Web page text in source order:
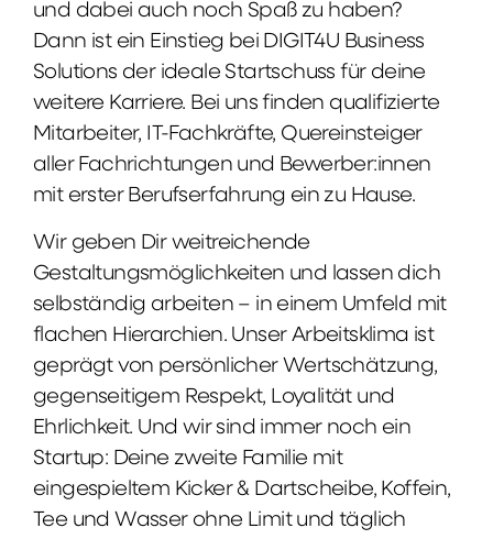
und dabei auch noch Spaß zu haben?
Dann ist ein Einstieg bei DIGIT4U Business
Solutions der ideale Startschuss für deine
weitere Karriere. Bei uns finden qualifizierte
Mitarbeiter, IT-Fachkräfte, Quereinsteiger
aller Fachrichtungen und Bewerber:innen
mit erster Berufserfahrung ein zu Hause.
Wir geben Dir weitreichende
Gestaltungsmöglichkeiten und lassen dich
selbständig arbeiten – in einem Umfeld mit
flachen Hierarchien. Unser Arbeitsklima ist
geprägt von persönlicher Wertschätzung,
gegenseitigem Respekt, Loyalität und
Ehrlichkeit. Und wir sind immer noch ein
Startup: Deine zweite Familie mit
eingespieltem Kicker & Dartscheibe, Koffein,
Tee und Wasser ohne Limit und täglich